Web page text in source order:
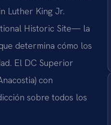
Luther King Jr.
Historic Site— la
determina cómo los
El DC Superior
con
sobre todos los